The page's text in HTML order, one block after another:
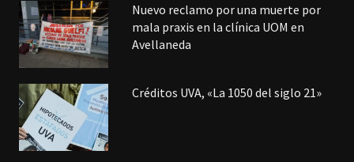
Nuevo reclamo por una muerte por
mala praxis en la clínica UOM en
Avellaneda
Créditos UVA, «La 1050 del siglo 21»